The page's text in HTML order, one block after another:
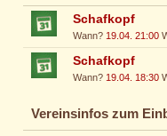
Schafkopf
Wann? 19.04. 21:00
Schafkopf
Wann? 19.04. 18:30
Vereinsinfos zum